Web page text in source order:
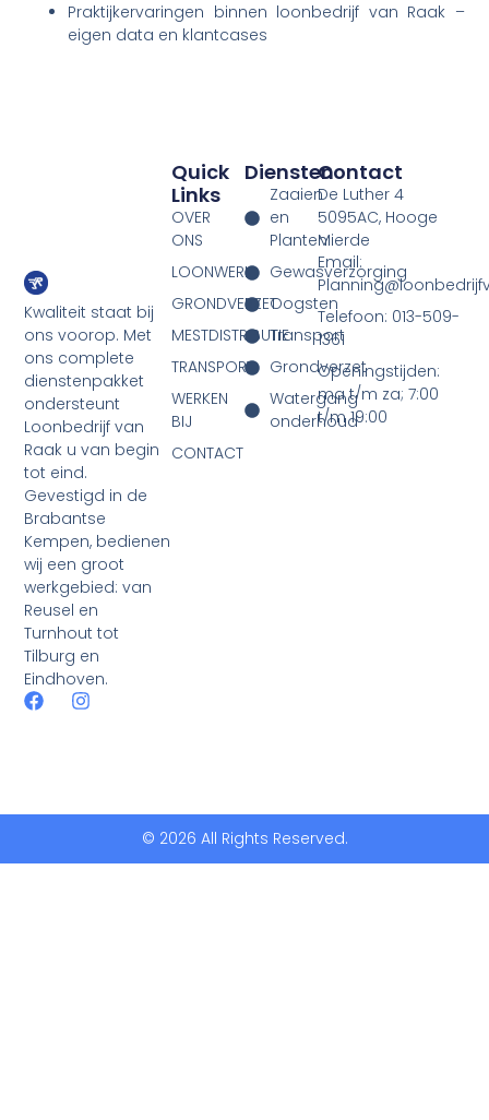
Praktijkervaringen binnen loonbedrijf van Raak –
eigen data en klantcases
Kwaliteit staat bij
ons voorop. Met
ons complete
dienstenpakket
ondersteunt
Loonbedrijf van
Raak u van begin
tot eind.
Gevestigd in de
Brabantse
Kempen, bedienen
wij een groot
werkgebied: van
Reusel en
Turnhout tot
Tilburg en
Eindhoven.
Diensten
Zaaien
en
Planten
Gewasverzorging
Oogsten
Transport
Grondverzet
Watergang
onderhoud
Quick
Links
OVER
ONS
LOONWERK
GRONDVERZET
MESTDISTRIBUTIE
TRANSPORT
WERKEN
BIJ
CONTACT
Contact
De Luther 4
5095AC, Hooge
Mierde
Email:
Telefoon: 013-509-
1361
Openingstijden:
ma t/m za; 7:00
t/m 19:00
© 2026 All Rights Reserved.